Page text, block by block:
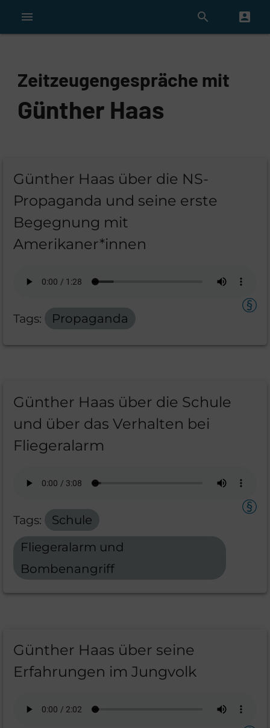
menu search account_box
Zeitzeugengespräche mit
Günther Haas
Günther Haas über die NS-
Propaganda und seine erste
Begegnung mit
Amerikaner*innen
Tags: Propaganda
Günther Haas über die Schule
und über das Verhalten bei
Fliegeralarm
Tags:
Schule
Fliegeralarm und
Bombenangriff
Günther Haas über seine
Erfahrungen im Jungvolk